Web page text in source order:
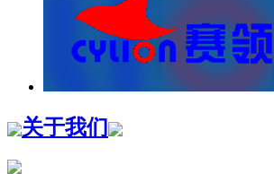
关于我们